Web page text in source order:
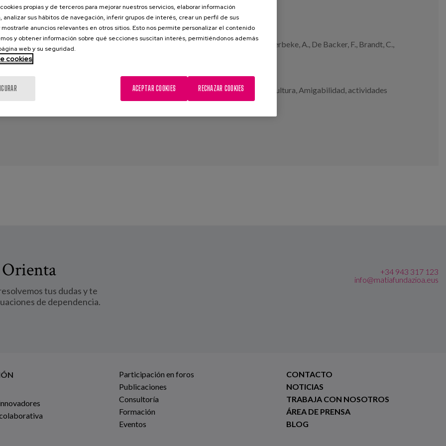
O., Verschraegen, J., Dely H., García A., Buiza, C., Marsillas, S., Rodeyns, J., Verbeke, A., De Backer, F., Brandt, C.,
F., Snijder, A., van de Kamp, S.
mediación cultural inclusión social, Actividades siginificativas Cultura Amigabilidad actividades
tus dudas y te
de dependencia.
+34 943 317 123
info@matiafundazioa.eus
Participación en foros
Publicaciones
Consultoría
Formación
Eventos
CONTACTO
NOTICIAS
TRABAJA CON NOSOTROS
ÁREA DE PRENSA
BLOG
propias y de terceros para mejorar nuestros servicios, elaborar información
analizar sus hábitos de navegación, inferir grupos de interés, crear un perfil de sus
anuncios relevantes en otros sitios. Esto nos permite personalizar el contenido
y obtener información sobre qué secciones suscitan interés, permitiéndonos además
web y su seguridad.
cookies
RECHAZAR COOKIES
ACEPTAR COOKIES